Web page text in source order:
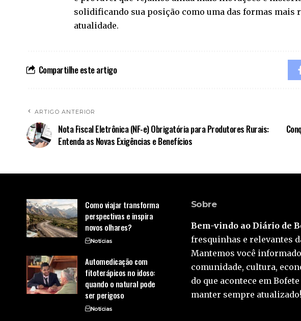
solidificando sua posição como uma das formas mais
atualidade.
Compartilhe este artigo
ARTIGO ANTERIOR
Nota Fiscal Eletrônica (NF-e) Obrigatória para Produtores Rurais:
Entenda as Novas Exigências e Benefícios
Como viajar transforma
perspectivas e inspira
novos olhares?
Notícias
Automedicação com
fitoterápicos no idoso:
quando o natural pode
ser perigoso
Notícias
Sobre
Bem-vindo ao Diário de
fresquinhas e relevantes
Mantemos você
comunidade, cultura,
do que acontece em
manter sempre atualizado!